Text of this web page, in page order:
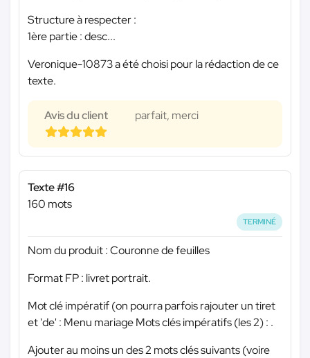
Structure à respecter :
1ère partie : desc...
Veronique-10873 a été choisi pour la rédaction de ce
texte.
Avis du client parfait, merci
Texte #16
160 mots
TERMINÉ
Nom du produit : Couronne de feuilles
Format FP : livret portrait.
Mot clé impératif (on pourra parfois rajouter un tiret
et 'de' : Menu mariage Mots clés impératifs (les 2) : .
Ajouter au moins un des 2 mots clés suivants (voire